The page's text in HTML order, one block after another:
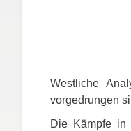
Westliche
vorgedrungen
Die Kämpfe in